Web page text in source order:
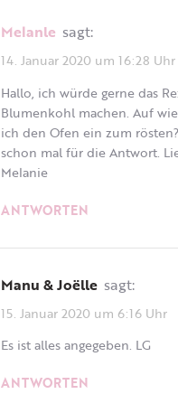
Melanle sagt:
14. Januar 2020 um 16:28 Uhr
Hallo, ich würde gerne das
Blumenkohl machen. Auf
ich den Ofen ein zum
schon mal für die Antwort.
Melanie
ANTWORTEN
Manu & Joëlle sagt:
15. Januar 2020 um 6:16 Uhr
Es ist alles angegeben. LG
ANTWORTEN